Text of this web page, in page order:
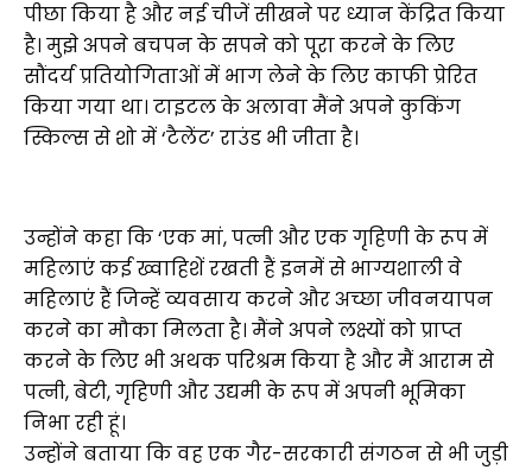
पीछा किया है और नई चीजें सीखने पर ध्यान केंद्रित किया
है। मुझे अपने बचपन के सपने को पूरा करने के लिए
सौंदर्य प्रतियोगिताओं में भाग लेने के लिए काफी प्रेरित
किया गया था। टाइटल के अलावा मैंने अपने कुकिंग
स्किल्स से शो में ‘टैलेंट’ राउंड भी जीता है।
उन्होंने कहा कि ‘एक मां, पत्नी और एक गृहिणी के रूप में
महिलाएं कई ख्वाहिशें रखती हैं इनमें से भाग्यशाली वे
महिलाएं हैं जिन्हें व्यवसाय करने और अच्छा जीवनयापन
करने का मौका मिलता है। मैंने अपने लक्ष्यों को प्राप्त
करने के लिए भी अथक परिश्रम किया है और मैं आराम से
पत्नी, बेटी, गृहिणी और उद्यमी के रूप में अपनी भूमिका
निभा रही हूं।
उन्होंने बताया कि वह एक गैर-सरकारी संगठन से भी जुड़ी